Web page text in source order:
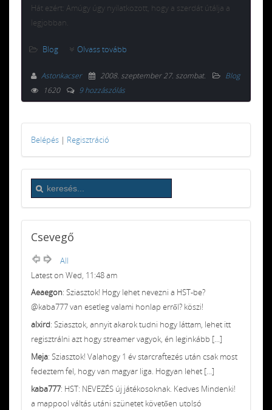
Hát ezért: Amúgy úgy nyilatkozott, hogy a szerdát útálja a
legjobban.
Blog Olvass tovább
Astonkacser 2008. szeptember 27. szombat.
Blog
1620
9 hozzászólás
Belépés | Regisztráció
Csevegő
All
Latest on Wed, 11:48 am
Aeaegon: Sziasztok! Hogy lehet nevezni a HST-be?
@kaba777 van esetleg valami honlap erről? köszi!
alxird: Sziasztok, annyit akarok tudni hogy láttam, lehet itt
regisztrálni azt hogy streamer vagyok, én leginkább [...]
Meja: Sziasztok! Valahogy 1 év starcraftezés után csak most
fedeztem fel, hogy van magyar liga. Hogyan lehet [...]
kaba777: HST: NEVEZÉS új játékosoknak. Kedves Mindenki!
a mappool váltás utáni szünetet követően utolsó